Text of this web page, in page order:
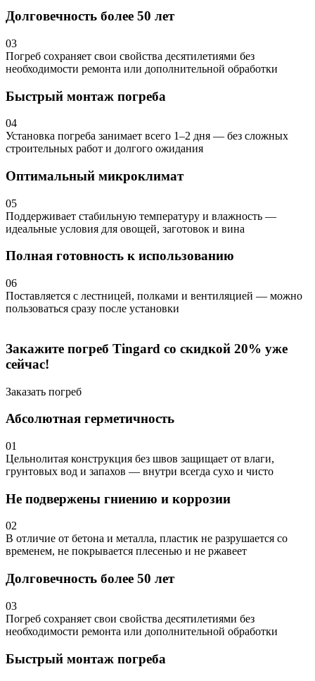
Долговечность более 50 лет
03
Погреб сохраняет свои свойства десятилетиями без
необходимости ремонта или дополнительной обработки
Быстрый монтаж погреба
04
Установка погреба занимает всего 1–2 дня — без сложных
строительных работ и долгого ожидания
Оптимальный микроклимат
05
Поддерживает стабильную температуру и влажность —
идеальные условия для овощей, заготовок и вина
Полная готовность к использованию
06
Поставляется с лестницей, полками и вентиляцией — можно
пользоваться сразу после установки
Закажите погреб Tingard со скидкой 20% уже
сейчас!
Заказать погреб
Абсолютная герметичность
01
Цельнолитая конструкция без швов защищает от влаги,
грунтовых вод и запахов — внутри всегда сухо и чисто
Не подвержены гниению и коррозии
02
В отличие от бетона и металла, пластик не разрушается со
временем, не покрывается плесенью и не ржавеет
Долговечность более 50 лет
03
Погреб сохраняет свои свойства десятилетиями без
необходимости ремонта или дополнительной обработки
Быстрый монтаж погреба